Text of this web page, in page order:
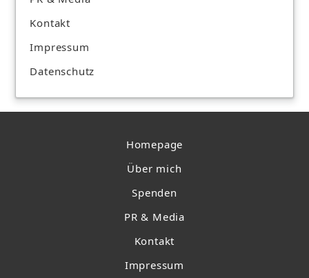
Kontakt
Impressum
Datenschutz
Homepage
Über mich
Spenden
PR & Media
Kontakt
Impressum